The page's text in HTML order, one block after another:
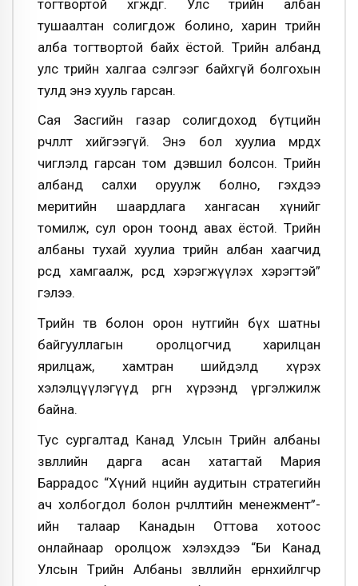
тогтвортой хөгждөг. Улс төрийн албан
тушаалтан солигдож болино, харин төрийн
алба тогтвортой байх ёстой. Төрийн албанд
улс төрийн халгаа сэлгээг байхгүй болгохын
тулд энэ хууль гарсан.
Сая Засгийн газар солигдоход бүтцийн
өөрчлөлт хийгээгүй. Энэ бол хуулиа мөрдөх
чиглэлд гарсан том дэвшил болсон. Төрийн
албанд салхи оруулж болно, гэхдээ
меритийн шаардлага хангасан хүнийг
томилж, сул орон тоонд авах ёстой. Төрийн
албаны тухай хуулиа төрийн албан хаагчид
өөрсдөө хамгаалж, өөрсдөө хэрэгжүүлэх хэрэгтэй”
гэлээ.
Төрийн төв болон орон нутгийн бүх шатны
байгууллагын оролцогчид харилцан
ярилцаж, хамтран шийдэлд хүрэх
хэлэлцүүлэгүүд өргөн хүрээнд үргэлжилж
байна.
Тус сургалтад Канад Улсын Төрийн албаны
зөвлөлийн дарга асан хатагтай Мария
Баррадос “Хүний нөөцийн аудитын стратегийн
ач холбогдол болон өөрчлөлтийн менежмент”-
ийн талаар Канадын Оттова хотоос
онлайнаар оролцож хэлэхдээ “Би Канад
Улсын Төрийн Албаны зөвлөлийн ерөнхийлөгчөөр